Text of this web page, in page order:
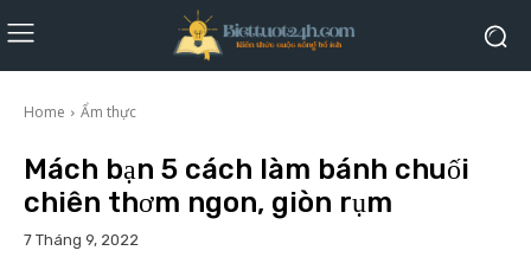
Home Ẩm thực
Mách bạn 5 cách làm bánh chuối
chiên thơm ngon, giòn rụm
7 Tháng 9, 2022